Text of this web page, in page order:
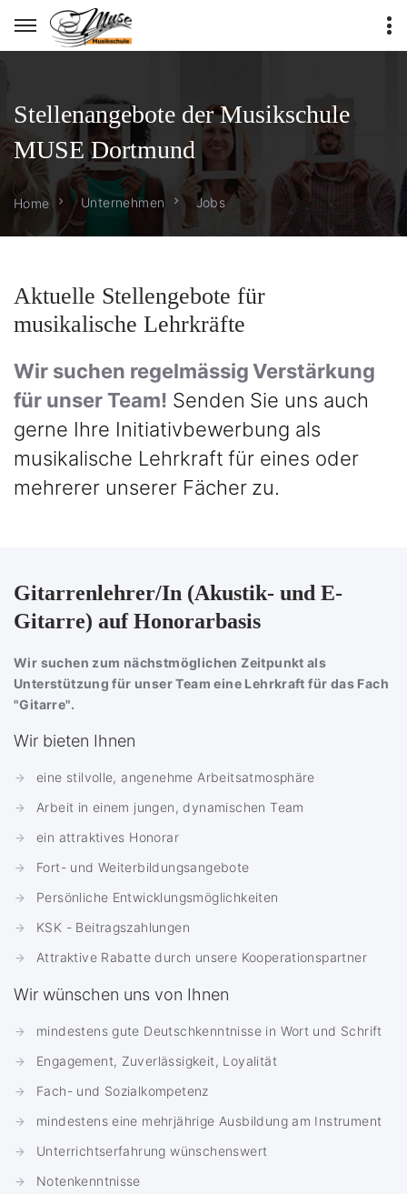
Stellenangebote der Musikschule
MUSE Dortmund
Home Unternehmen Jobs
Aktuelle Stellengebote für
musikalische Lehrkräfte
Wir suchen regelmässig Verstärkung
für unser Team! Senden Sie uns auch
gerne Ihre Initiativbewerbung als
musikalische Lehrkraft für eines oder
mehrerer unserer Fächer zu.
Gitarrenlehrer/In (Akustik- und E-
Gitarre) auf Honorarbasis
Wir suchen zum nächstmöglichen Zeitpunkt als
Unterstützung für unser Team eine Lehrkraft für das Fach
"Gitarre".
Wir bieten Ihnen
eine stilvolle, angenehme Arbeitsatmosphäre
Arbeit in einem jungen, dynamischen Team
ein attraktives Honorar
Fort- und Weiterbildungsangebote
Persönliche Entwicklungsmöglichkeiten
KSK - Beitragszahlungen
Attraktive Rabatte durch unsere Kooperationspartner
Wir wünschen uns von Ihnen
mindestens gute Deutschkenntnisse in Wort und Schrift
Engagement, Zuverlässigkeit, Loyalität
Fach- und Sozialkompetenz
mindestens eine mehrjährige Ausbildung am Instrument
Unterrichtserfahrung wünschenswert
Notenkenntnisse